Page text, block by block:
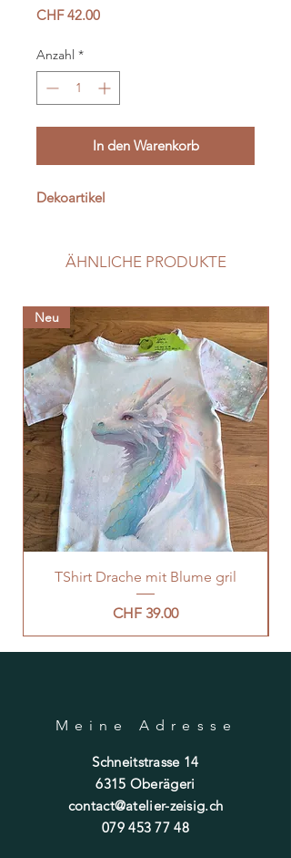
CHF 42.00Preis
Anzahl *
In den Warenkorb
Dekoartikel
ÄHNLICHE PRODUKTE
Neu
TShirt Drache mit Blume gril
Preis
CHF 39.00
Meine Adresse
Schneitstrasse 14
6315 Oberägeri
contact@atelier-zeisig.ch
079 453 77 48